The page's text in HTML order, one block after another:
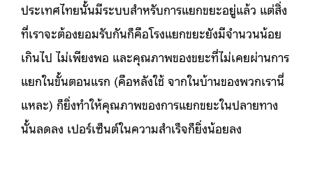
ประเทศไทยนั้นมีระบบสำหรับการแยกขยะอยู่แล้ว แต่สิ่ง
ที่เราจะต้องยอมรับกันก็คือโรงแยกขยะยังมีจำนวนน้อย
เกินไป ไม่เพียงพอ และคุณภาพของขยะที่ไม่เคยผ่านการ
แยกในขั้นตอนแรก (คือหลังใช้ จากในบ้านของพวกเรานี่
แหละ) ก็ยิ่งทำให้คุณภาพของการแยกขยะในปลายทาง
นั้นลดลง เปอร์เซ็นต์ในความสำเร็จก็ยิ่งน้อยลง